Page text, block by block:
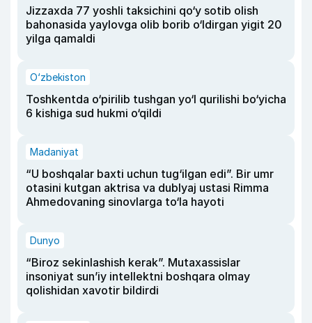
Jizzaxda 77 yoshli taksichini qo‘y sotib olish
bahonasida yaylovga olib borib o‘ldirgan yigit 20
yilga qamaldi
O‘zbekiston
Toshkentda o‘pirilib tushgan yo‘l qurilishi bo‘yicha
6 kishiga sud hukmi o‘qildi
Madaniyat
“U boshqalar baxti uchun tug‘ilgan edi”. Bir umr
otasini kutgan aktrisa va dublyaj ustasi Rimma
Ahmedovaning sinovlarga to‘la hayoti
Dunyo
“Biroz sekinlashish kerak”. Mutaxassislar
insoniyat sun’iy intellektni boshqara olmay
qolishidan xavotir bildirdi